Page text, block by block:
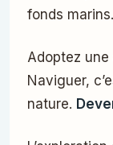
fonds marins.
Adoptez
Naviguer,
nature.